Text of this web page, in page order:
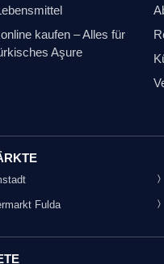
kaufen – Alles für
Aşure
Fulda